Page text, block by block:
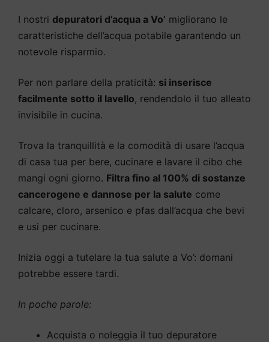
I nostri depuratori d’acqua a Vo’ migliorano le
caratteristiche dell’acqua potabile garantendo un
notevole risparmio.
Per non parlare della praticità: si inserisce
facilmente sotto il lavello, rendendolo il tuo alleato
invisibile in cucina.
Trova la tranquillità e la comodità di usare l’acqua
di casa tua per bere, cucinare e lavare il cibo che
mangi ogni giorno. Filtra fino al 100% di sostanze
cancerogene e dannose per la salute come
calcare, cloro, arsenico e pfas dall’acqua che bevi
e usi per cucinare.
Inizia oggi a tutelare la tua salute a Vo’: domani
potrebbe essere tardi.
In poche parole:
Acquista o noleggia il tuo depuratore